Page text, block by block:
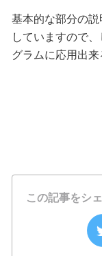
基本的な部分の
していますので
グラムに応用出来
この記事をシ